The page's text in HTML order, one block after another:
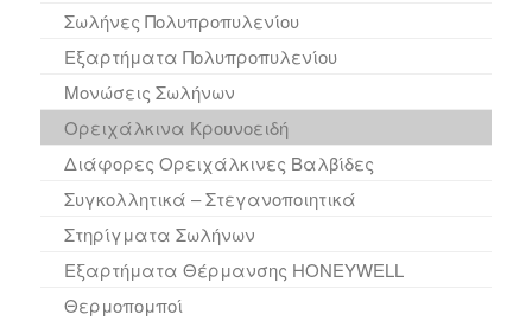
Σωλήνες Πολυπροπυλενίου
Εξαρτήματα Πολυπροπυλενίου
Μονώσεις Σωλήνων
Ορειχάλκινα Κρουνοειδή
Διάφορες Ορειχάλκινες Βαλβίδες
Συγκολλητικά – Στεγανοποιητικά
Στηρίγματα Σωλήνων
Εξαρτήματα Θέρμανσης HONEYWELL
Θερμοπομποί